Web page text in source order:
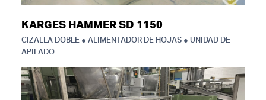
KARGES HAMMER SD 1150
CIZALLA DOBLE ● ALIMENTADOR DE HOJAS ● UNIDAD DE
APILADO